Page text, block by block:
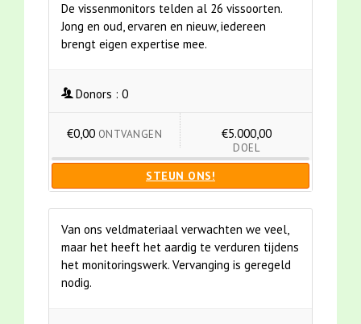
De vissenmonitors telden al 26 vissoorten.
Jong en oud, ervaren en nieuw, iedereen
brengt eigen expertise mee.
Donors : 0
€0,00 ONTVANGEN €5.000,00
DOEL
STEUN ONS!
Van ons veldmateriaal verwachten we veel,
maar het heeft het aardig te verduren tijdens
het monitoringswerk. Vervanging is geregeld
nodig.